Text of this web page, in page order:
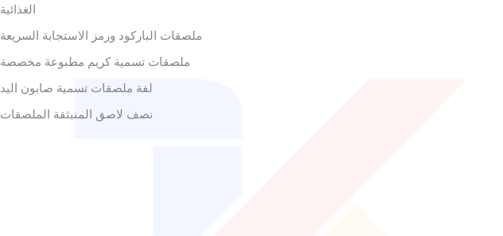
الغذائية
ملصقات الباركود ورمز الاستجابة السريعة
ملصقات تسمية كريم مطبوعة مخصصة
لفة ملصقات تسمية صابون اليد
نصف لاصق المنبثقة الملصقات